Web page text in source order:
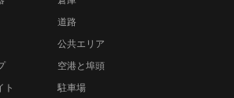
ト
道路
公共エリア
空港と埠頭
駐車場